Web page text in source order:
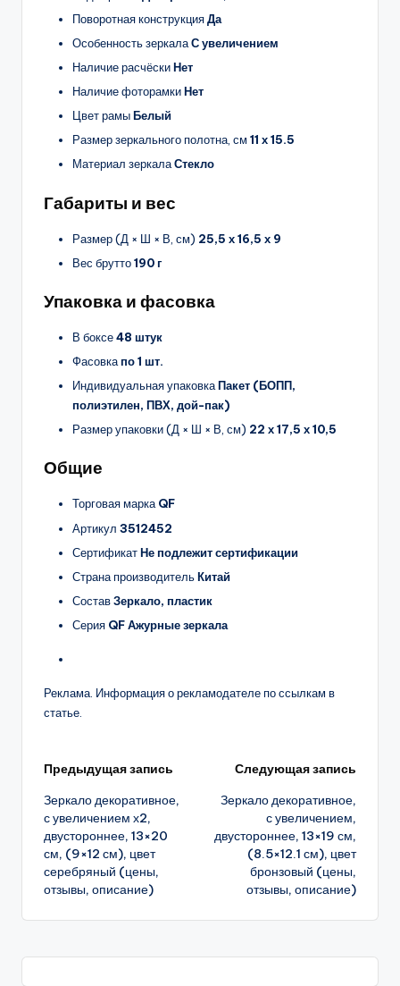
Поворотная конструкцияДа
Особенность зеркалаС увеличением
Наличие расчёскиНет
Наличие фоторамкиНет
Цвет рамыБелый
Размер зеркального полотна, см 11 х 15.5
Материал зеркалаСтекло
Габариты и вес
Размер (Д × Ш × В, см) 25,5 х 16,5 х 9
Вес брутто190 г
Упаковка и фасовка
В боксе48 штук
Фасовкапо 1 шт.
Индивидуальная упаковкаПакет (БОПП,
полиэтилен, ПВХ, дой-пак)
Размер упаковки (Д × Ш × В, см) 22 х 17,5 х 10,5
Общие
Торговая маркаQF
Артикул 3512452
СертификатНе подлежит сертификации
Страна производительКитай
СоставЗеркало, пластик
Серия QF Ажурные зеркала
Реклама. Информация о рекламодателе по ссылкам в
статье.
Навигация
записи
Предыдущая запись
Зеркало декоративное,
с увеличением х2,
двустороннее, 13×20
см, (9×12 см), цвет
серебряный (цены,
отзывы, описание)
Следующая запись
Зеркало декоративное,
с увеличением,
двустороннее, 13×19 см,
(8.5×12.1 см), цвет
бронзовый (цены,
отзывы, описание)